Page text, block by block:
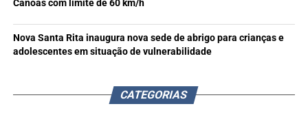
Canoas com limite de 60 km/h
Nova Santa Rita inaugura nova sede de abrigo para crianças e
adolescentes em situação de vulnerabilidade
CATEGORIAS